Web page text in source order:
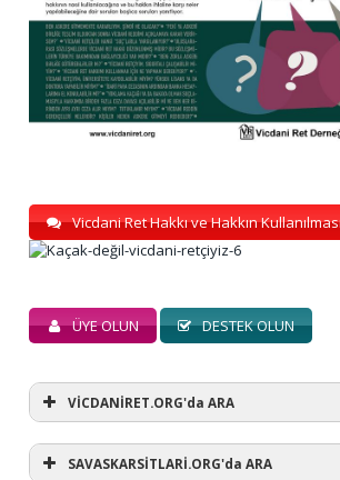
Vicdani Ret Hakkı ve Hakkın
ÜYE OLUN DESTEK OLUN
VİCDANİRET.ORG'da ARA
SAVASKARSİTLARİ.ORG'da ARA